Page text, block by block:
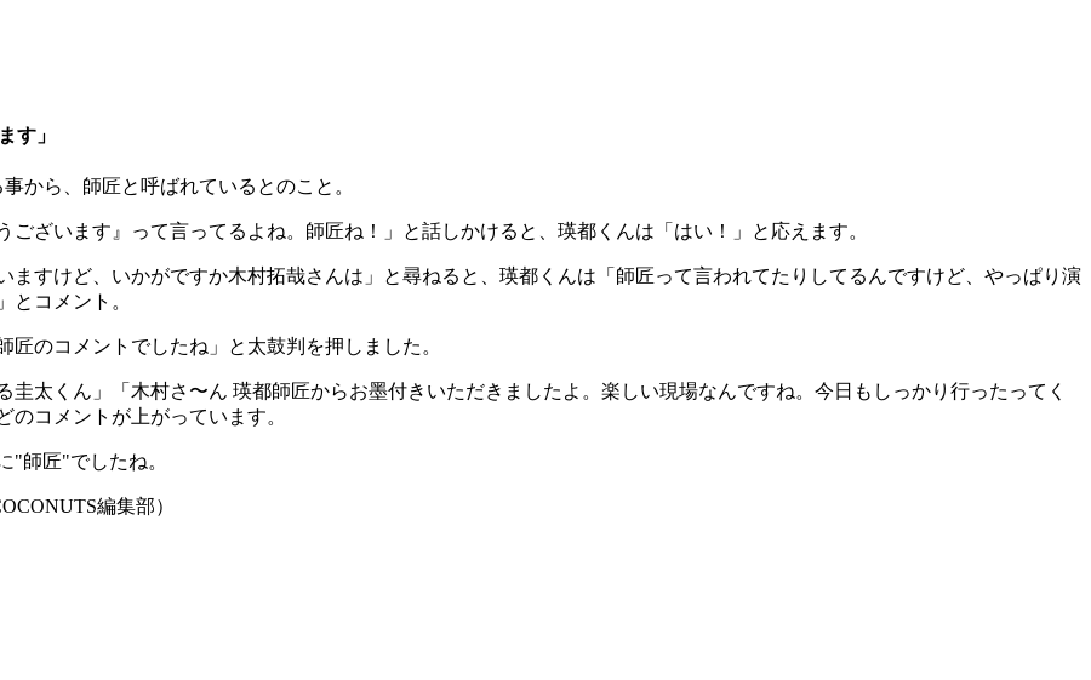
す」
から、師匠と呼ばれているとのこと。
ざいます』って言ってるよね。師匠ね！」と話しかけると、瑛都くんは「はい！」と応えます。
ますけど、いかがですか木村拓哉さんは」と尋ねると、瑛都くんは「師匠って言われてたりしてるんですけど、やっぱり演
とコメント。
のコメントでしたね」と太鼓判を押しました。
太くん」「木村さ〜ん 瑛都師匠からお墨付きいただきましたよ。楽しい現場なんですね。今日もしっかり行ったってく
コメントが上がっています。
"師匠"でしたね。
編集部）